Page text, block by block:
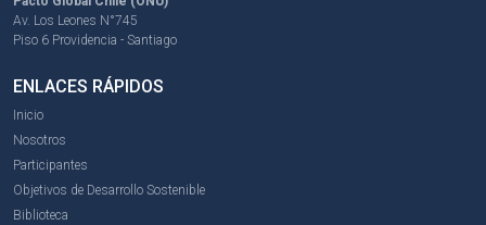
Av. Los Leones N°745
Piso 6 Providencia - Santiago
ENLACES RÁPIDOS
Inicio
Nosotros
Participantes
Objetivos de Desarrollo Sostenible
Biblioteca